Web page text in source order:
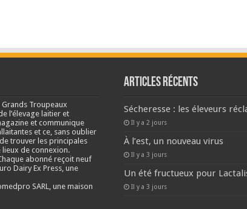
Troupeaux
l’élevage laitier et
et communique
et ce, sans oublier
trouver les principales
de connexion.
abonné reçoit neuf
Dairy Ex Press, une
SARL, une maison
Articles récents
Sécheresse : les éleveurs
Il y a 2 jours
À l’est, un nouveau virus
Il y a 3 jours
Un été fructueux pour
Il y a 3 jours